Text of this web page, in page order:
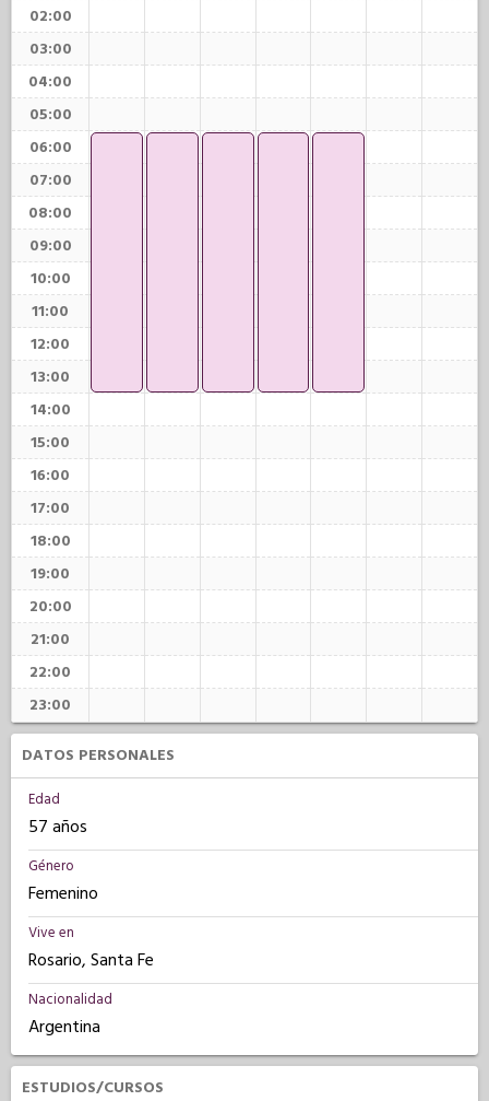
02:00
03:00
04:00
05:00
06:00
07:00
08:00
09:00
10:00
11:00
12:00
13:00
14:00
15:00
16:00
17:00
18:00
19:00
20:00
21:00
22:00
23:00
DATOS PERSONALES
Edad
57 años
Género
Femenino
Vive en
Rosario, Santa Fe
Nacionalidad
Argentina
ESTUDIOS/CURSOS